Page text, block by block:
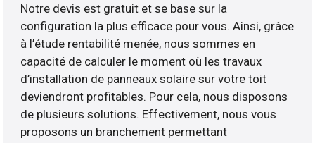
Notre devis est gratuit et se base sur la
configuration la plus efficace pour vous. Ainsi, grâce
à l’étude rentabilité menée, nous sommes en
capacité de calculer le moment où les travaux
d’installation de panneaux solaire sur votre toit
deviendront profitables. Pour cela, nous disposons
de plusieurs solutions. Effectivement, nous vous
proposons un branchement permettant